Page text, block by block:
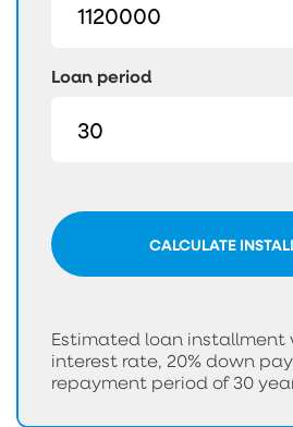
Loan period
CALCULATE
Estimated loan installment
interest rate, 20% down
repayment period of 30